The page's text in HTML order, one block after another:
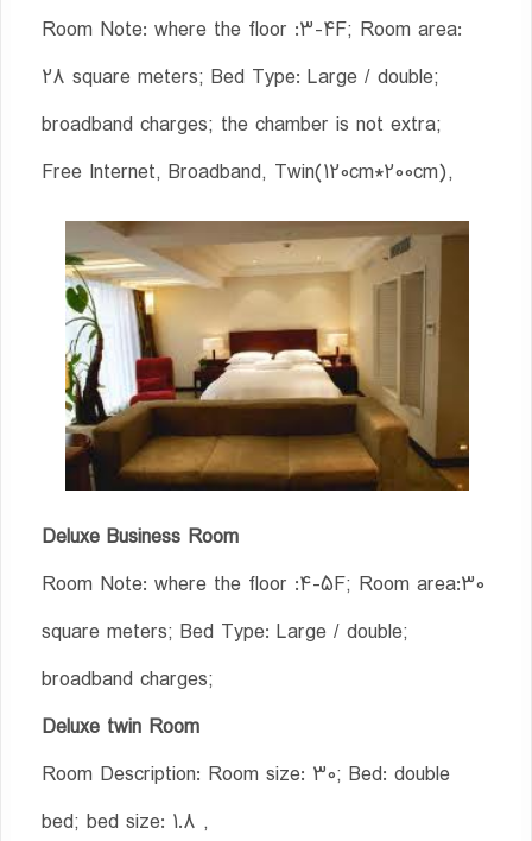
Room Note: where the floor :3-4F; Room area:
28 square meters; Bed Type: Large / double;
broadband charges; the chamber is not extra;
Free Internet, Broadband, Twin(120cm*200cm),
Deluxe Business Room
Room Note: where the floor :4-5F; Room area:30
square meters; Bed Type: Large / double;
broadband charges;
Deluxe twin Room
Room Description: Room size: 30; Bed: double
bed; bed size: 1.8 ,